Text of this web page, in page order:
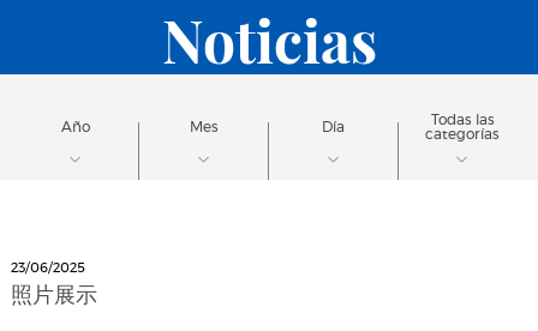
Noticias
Año Mes Día
Todas las
categorías
23/06/2025
照片展示